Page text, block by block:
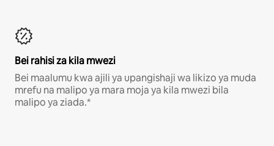
Bei rahisi za kila mwezi
Bei maalumu kwa ajili ya upangishaji wa likizo ya muda
mrefu na malipo ya mara moja ya kila mwezi bila
malipo ya ziada.*